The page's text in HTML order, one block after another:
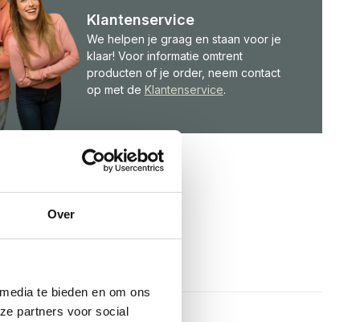
Over
te bieden en om ons
partners voor social
Klantenservice
We helpen je graag en staan voor je
klaar! Voor informatie omtrent
producten of je order, neem contact
op met de Klantenservice.